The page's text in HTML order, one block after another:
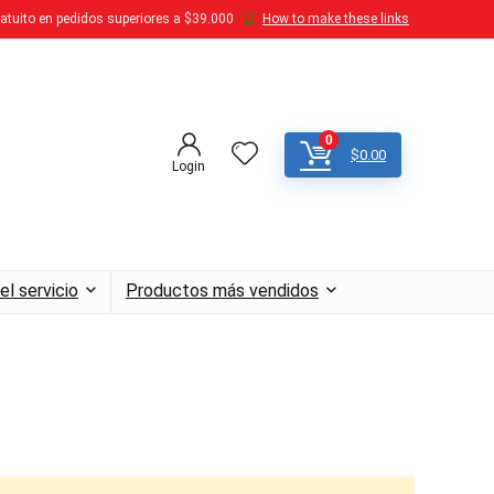
en pedidos superiores a $39.000 How to make these links
Login
0
$0.00
servicio Productos más vendidos